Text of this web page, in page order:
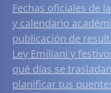
Fechas oficiales de
y calendario
publicación de
Ley Emiliani y
qué días se
planificar tus